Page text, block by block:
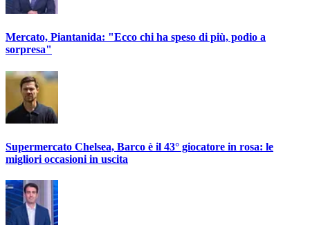
Mercato, Piantanida: "Ecco chi ha speso di più, podio a
sorpresa"
Supermercato Chelsea, Barco è il 43° giocatore in rosa: le
migliori occasioni in uscita